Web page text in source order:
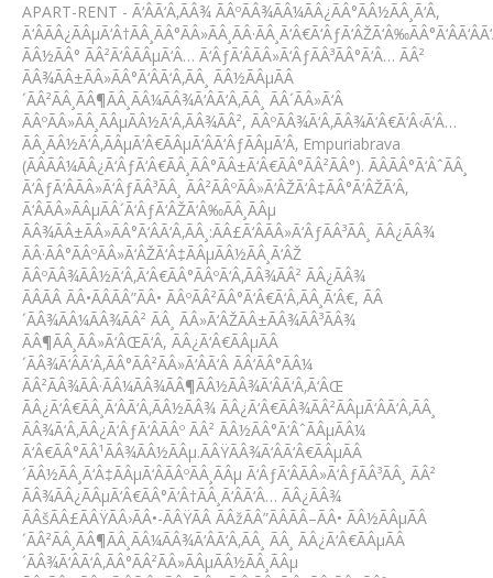
APART-RENT - Ã‘ÂÃ‘Â‚ÃÂ¾ ÃÂºÃÂ¾ÃÂ¼ÃÂ¿ÃÂ°ÃÂ½ÃÂ¸Ã‘Â,
ÃÂ½ÃÂ° ÃÂ²Ã‘ÂÃÂµÃ‘Â… Ã‘ÂƒÃ‘ÂÃÂ»Ã‘ÂƒÃÂ³ÃÂ°Ã‘Â… ÃÂ²
ÃÂ¾ÃÂ±ÃÂ»ÃÂ°Ã‘ÂÃ‘Â‚ÃÂ¸ ÃÂ½ÃÂµÃÂ
´ÃÂ²ÃÂ¸ÃÂ¶ÃÂ¸ÃÂ¼ÃÂ¾Ã‘ÂÃ‘Â‚ÃÂ¸ ÃÂ´ÃÂ»Ã‘Â
ÃÂºÃÂ»ÃÂ¸ÃÂµÃÂ½Ã‘Â‚ÃÂ¾ÃÂ², ÃÂºÃÂ¾Ã‘Â‚ÃÂ¾Ã‘Â€Ã‘Â‹Ã‘Â…
ÃÂ¸ÃÂ½Ã‘Â‚ÃÂµÃ‘Â€ÃÂµÃ‘ÂÃ‘ÂƒÃÂµÃ‘Â‚ Empuriabrava
(ÃÂÃÂ¼ÃÂ¿Ã‘ÂƒÃ‘Â€ÃÂ¸ÃÂ°ÃÂ±Ã‘Â€ÃÂ°ÃÂ²ÃÂ°). ÃÂÃÂ°Ã‘ÂˆÃÂ¸
Ã‘ÂƒÃ‘ÂÃÂ»Ã‘ÂƒÃÂ³ÃÂ¸ ÃÂ²ÃÂºÃÂ»Ã‘ÂŽÃ‘Â‡ÃÂ°Ã‘ÂŽÃ‘Â‚
Ã‘ÂÃÂ»ÃÂµÃÂ´Ã‘ÂƒÃ‘ÂŽÃ‘Â‰ÃÂ¸ÃÂµ
ÃÂ¾ÃÂ±ÃÂ»ÃÂ°Ã‘ÂÃ‘Â‚ÃÂ¸:ÃÂ£Ã‘ÂÃÂ»Ã‘ÂƒÃÂ³ÃÂ¸ ÃÂ¿ÃÂ¾
ÃÂ·ÃÂ°ÃÂºÃÂ»Ã‘ÂŽÃ‘Â‡ÃÂµÃÂ½ÃÂ¸Ã‘ÂŽ
ÃÂºÃÂ¾ÃÂ½Ã‘Â‚Ã‘Â€ÃÂ°ÃÂºÃ‘Â‚ÃÂ¾ÃÂ² ÃÂ¿ÃÂ¾
ÃÂÃÂ ÃÂ•ÃÂÃÂ”ÃÂ• ÃÂºÃÂ²ÃÂ°Ã‘Â€Ã‘Â‚ÃÂ¸Ã‘Â€, ÃÂ
´ÃÂ¾ÃÂ¼ÃÂ¾ÃÂ² ÃÂ¸ ÃÂ»Ã‘ÂŽÃÂ±ÃÂ¾ÃÂ³ÃÂ¾
ÃÂ¶ÃÂ¸ÃÂ»Ã‘ÂŒÃ‘Â, ÃÂ¿Ã‘Â€ÃÂµÃÂ
´ÃÂ¾Ã‘ÂÃ‘Â‚ÃÂ°ÃÂ²ÃÂ»Ã‘ÂÃ‘Â ÃÂ’ÃÂ°ÃÂ¼
ÃÂ²ÃÂ¾ÃÂ·ÃÂ¼ÃÂ¾ÃÂ¶ÃÂ½ÃÂ¾Ã‘ÂÃ‘Â‚Ã‘ÂŒ
ÃÂ¿Ã‘Â€ÃÂ¸Ã‘ÂÃ‘Â‚ÃÂ½ÃÂ¾ ÃÂ¿Ã‘Â€ÃÂ¾ÃÂ²ÃÂµÃ‘ÂÃ‘Â‚ÃÂ¸
ÃÂ¾Ã‘Â‚ÃÂ¿Ã‘ÂƒÃ‘ÂÃÂº ÃÂ² ÃÂ½ÃÂ°Ã‘ÂˆÃÂµÃÂ¼
Ã‘Â€ÃÂ°ÃÂ¹ÃÂ¾ÃÂ½ÃÂµ.ÃÂŸÃÂ¾Ã‘ÂÃ‘Â€ÃÂµÃÂ
´ÃÂ½ÃÂ¸Ã‘Â‡ÃÂµÃ‘ÂÃÂºÃÂ¸ÃÂµ Ã‘ÂƒÃ‘ÂÃÂ»Ã‘ÂƒÃÂ³ÃÂ¸ ÃÂ²
ÃÂ¾ÃÂ¿ÃÂµÃ‘Â€ÃÂ°Ã‘Â†ÃÂ¸Ã‘ÂÃ‘Â… ÃÂ¿ÃÂ¾
ÃÂšÃÂ£ÃÂŸÃÂ›ÃÂ•-ÃÂŸÃÂ ÃÂžÃÂ”ÃÂÃÂ–ÃÂ• ÃÂ½ÃÂµÃÂ
´ÃÂ²ÃÂ¸ÃÂ¶ÃÂ¸ÃÂ¼ÃÂ¾Ã‘ÂÃ‘Â‚ÃÂ¸ ÃÂ¸ ÃÂ¿Ã‘Â€ÃÂµÃÂ
´ÃÂ¾Ã‘ÂÃ‘Â‚ÃÂ°ÃÂ²ÃÂ»ÃÂµÃÂ½ÃÂ¸ÃÂµ